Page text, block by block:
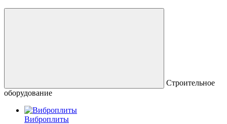
Строительное
оборудование
Виброплиты